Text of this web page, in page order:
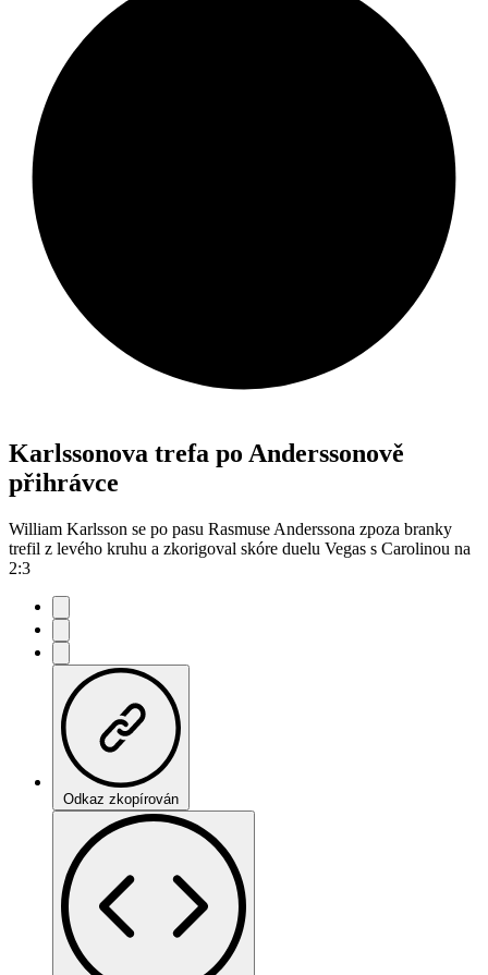
Karlssonova trefa po Anderssonově
přihrávce
William Karlsson se po pasu Rasmuse Anderssona zpoza branky
trefil z levého kruhu a zkorigoval skóre duelu Vegas s Carolinou na
2:3
Odkaz zkopírován